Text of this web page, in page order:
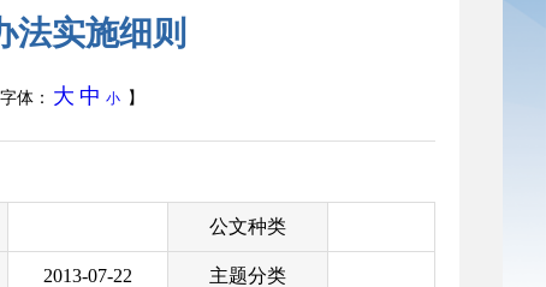
法实施细则
体： 大 中 小 】
公文种类
2013-07-22 主题分类